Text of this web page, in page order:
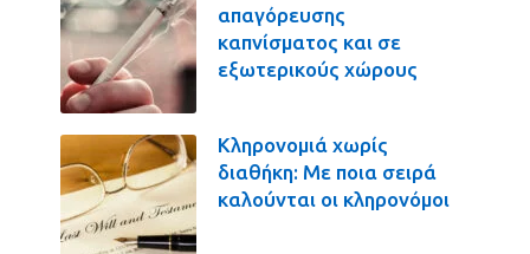
απαγόρευσης
καπνίσματος και σε
εξωτερικούς χώρους
Κληρονομιά χωρίς
διαθήκη: Με ποια σειρά
καλούνται οι κληρονόμοι